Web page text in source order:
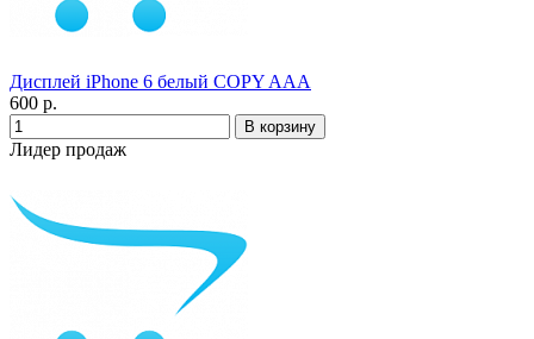
Дисплей iPhone 6 белый COPY AAA
600 р.
Лидер продаж